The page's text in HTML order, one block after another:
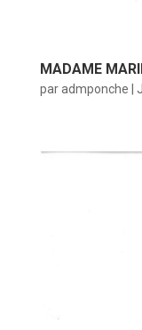
MADAME
paradmponche